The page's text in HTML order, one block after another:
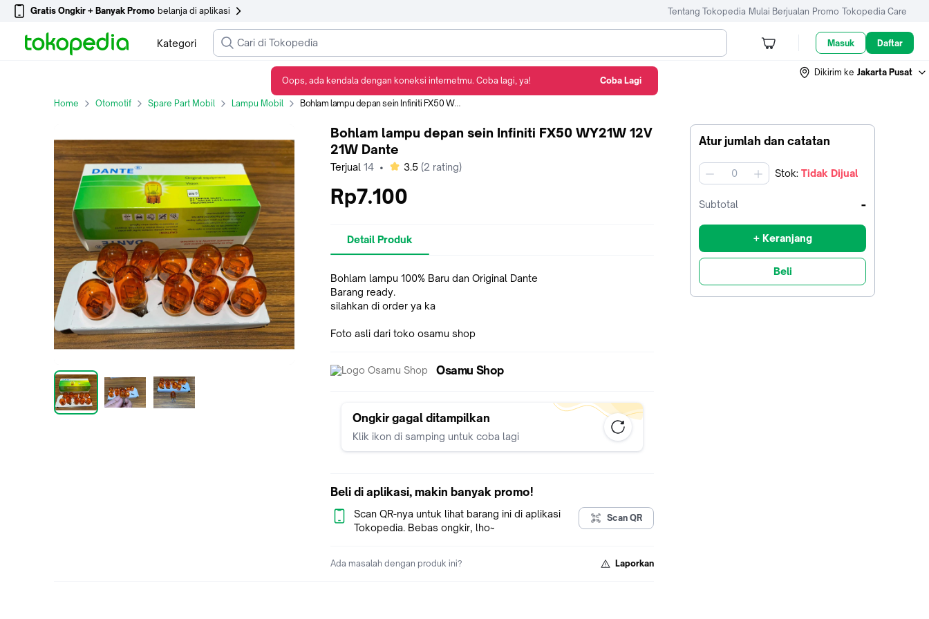
Gratis Ongkir + Banyak Promo belanja di aplikasi Tentang Tokopedia Mulai Berjualan Promo Tokopedia Care
Kategori Masuk Daftar
Dikirim ke Jakarta Pusat
Home Otomotif Spare Part Mobil Lampu Mobil Bohlam lampu depan sein Infiniti FX50 WY21W 12V 21W Dante
Atur jumlah dan catatan
jumlah Stok: Tidak Dijual
Subtotal -
+ Keranjang
Beli
Bohlam lampu depan sein Infiniti FX50 WY21W 12V
21W Dante
Terjual 14 • bintang
3.5 (2 rating)
Rp7.100
Detail Produk
Bohlam lampu 100% Baru dan Original Dante
Barang ready.
silahkan di order ya ka
Foto asli dari toko osamu shop
Osamu Shop
Ongkir gagal ditampilkan
Klik ikon di samping untuk coba lagi
Beli di aplikasi, makin banyak promo!
Scan QR-nya untuk lihat barang ini di aplikasi
Tokopedia. Bebas ongkir, lho~
Scan QR
Ada masalah dengan produk ini? Laporkan
Oops, ada kendala dengan koneksi internetmu. Coba lagi, ya! Coba Lagi